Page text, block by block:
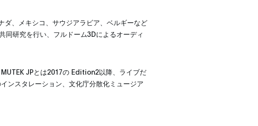
、メキシコ、サウジアラビア、ベルギーなど
同研究を行い、フルドーム3Dによるオーディ
JPとは2017の Edition2以降、ライブだ
ンスタレーション、文化庁分散化ミュージア